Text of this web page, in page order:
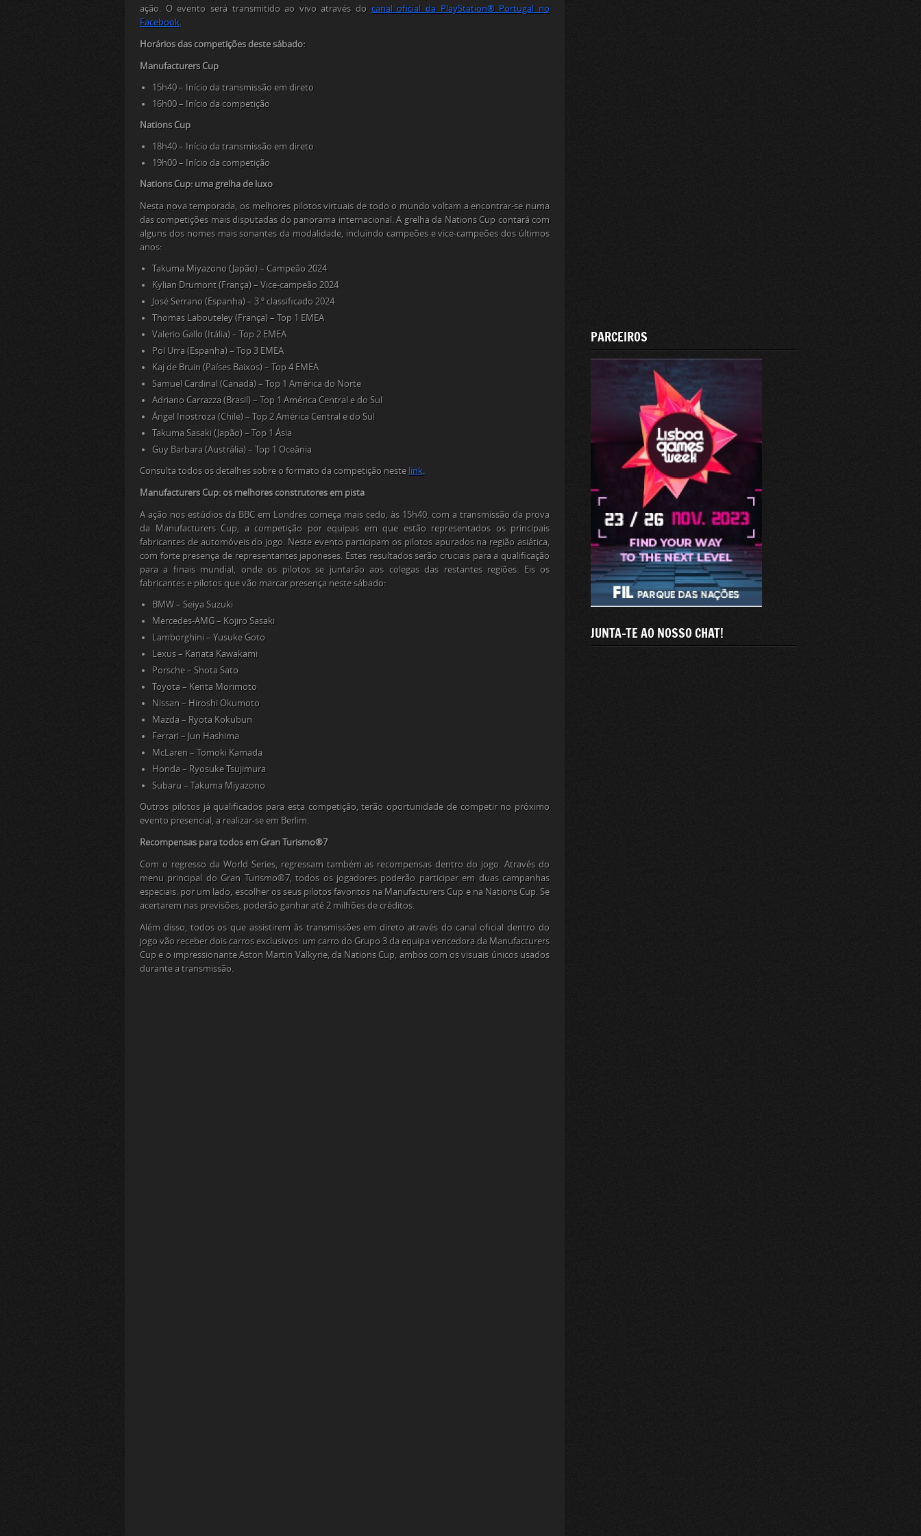
ação. O evento será transmitido ao vivo através do canal oficial da PlayStation® Portugal no
Facebook.
Horários das competições deste sábado:
Manufacturers Cup
15h40 – Início da transmissão em direto
16h00 – Início da competição
Nations Cup
18h40 – Início da transmissão em direto
19h00 – Início da competição
Nations Cup: uma grelha de luxo
Nesta nova temporada, os melhores pilotos virtuais de todo o mundo voltam a encontrar-se numa
das competições mais disputadas do panorama internacional. A grelha da Nations Cup contará com
alguns dos nomes mais sonantes da modalidade, incluindo campeões e vice-campeões dos últimos
anos:
Takuma Miyazono (Japão) – Campeão 2024
Kylian Drumont (França) – Vice-campeão 2024
José Serrano (Espanha) – 3.º classificado 2024
Thomas Labouteley (França) – Top 1 EMEA
Valerio Gallo (Itália) – Top 2 EMEA
Pol Urra (Espanha) – Top 3 EMEA
Kaj de Bruin (Países Baixos) – Top 4 EMEA
Samuel Cardinal (Canadá) – Top 1 América do Norte
Adriano Carrazza (Brasil) – Top 1 América Central e do Sul
Ángel Inostroza (Chile) – Top 2 América Central e do Sul
Takuma Sasaki (Japão) – Top 1 Ásia
Guy Barbara (Austrália) – Top 1 Oceânia
Consulta todos os detalhes sobre o formato da competição neste link.
Manufacturers Cup: os melhores construtores em pista
A ação nos estúdios da BBC em Londres começa mais cedo, às 15h40, com a transmissão da prova
da Manufacturers Cup, a competição por equipas em que estão representados os principais
fabricantes de automóveis do jogo. Neste evento participam os pilotos apurados na região asiática,
com forte presença de representantes japoneses. Estes resultados serão cruciais para a qualificação
para a finais mundial, onde os pilotos se juntarão aos colegas das restantes regiões. Eis os
fabricantes e pilotos que vão marcar presença neste sábado:
BMW – Seiya Suzuki
Mercedes-AMG – Kojiro Sasaki
Lamborghini – Yusuke Goto
Lexus – Kanata Kawakami
Porsche – Shota Sato
Toyota – Kenta Morimoto
Nissan – Hiroshi Okumoto
Mazda – Ryota Kokubun
Ferrari – Jun Hashima
McLaren – Tomoki Kamada
Honda – Ryosuke Tsujimura
Subaru – Takuma Miyazono
Outros pilotos já qualificados para esta competição, terão oportunidade de competir no próximo
evento presencial, a realizar-se em Berlim.
Recompensas para todos em Gran Turismo®7
Com o regresso da World Series, regressam também as recompensas dentro do jogo. Através do
menu principal do Gran Turismo®7, todos os jogadores poderão participar em duas campanhas
especiais: por um lado, escolher os seus pilotos favoritos na Manufacturers Cup e na Nations Cup. Se
acertarem nas previsões, poderão ganhar até 2 milhões de créditos.
Além disso, todos os que assistirem às transmissões em direto através do canal oficial dentro do
jogo vão receber dois carros exclusivos: um carro do Grupo 3 da equipa vencedora da Manufacturers
Cup e o impressionante Aston Martin Valkyrie, da Nations Cup, ambos com os visuais únicos usados
durante a transmissão.
PARCEIROS
JUNTA-TE AO NOSSO CHAT!